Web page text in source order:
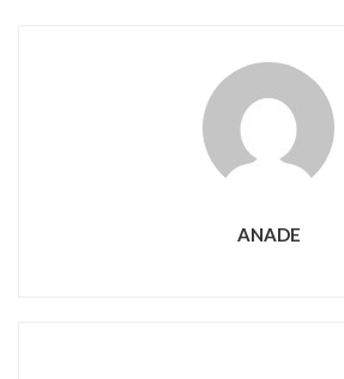
ANADE